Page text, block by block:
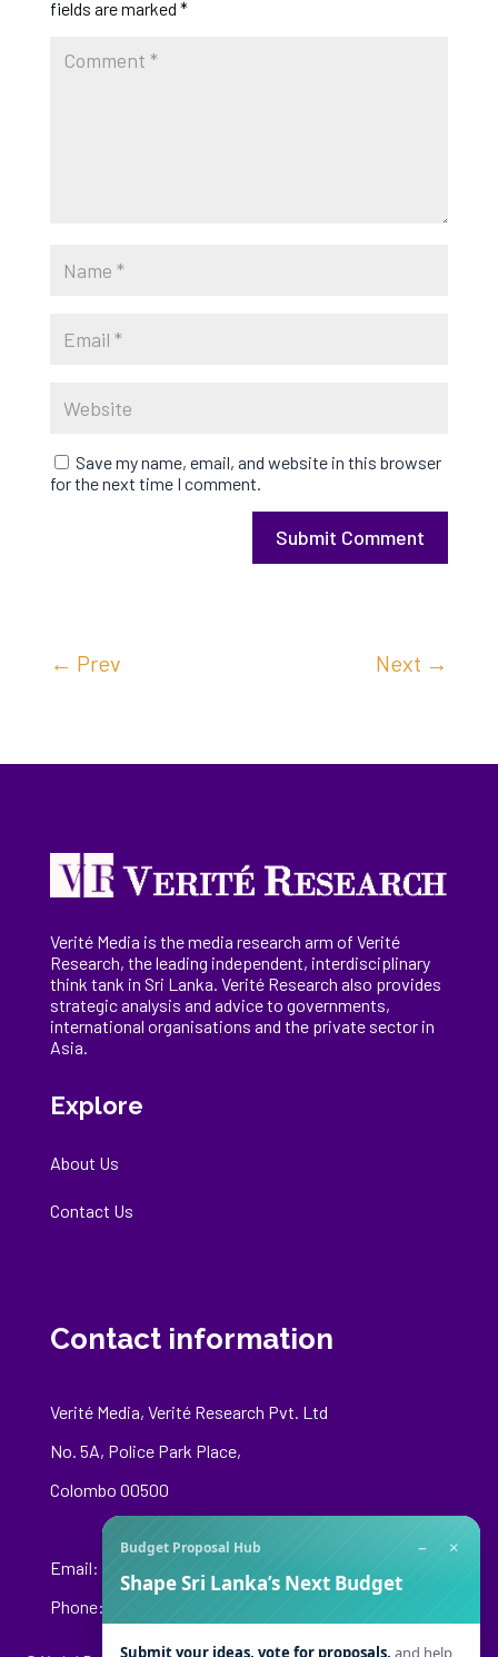
fields are marked *
Save my name, email, and website in this browser
for the next time I comment.
Submit Comment
← Prev Next →
Verité Media is the media research arm of Verité
Research, theleading independent, interdisciplinary
think tank in Sri Lanka. Verité Research also provides
strategic analysis and advice to governments,
international organisations and the private sector in
Asia.
Explore
About Us
Contact Us
Contact information
Verité Media, Verité Research Pvt. Ltd
No. 5A, Police Park Place,
Colombo 00500
Email:
Phone: +94 76 148 8544
Budget Proposal Hub − ×
Shape Sri Lanka’s Next Budget
Submit your ideas, vote for proposals, and help